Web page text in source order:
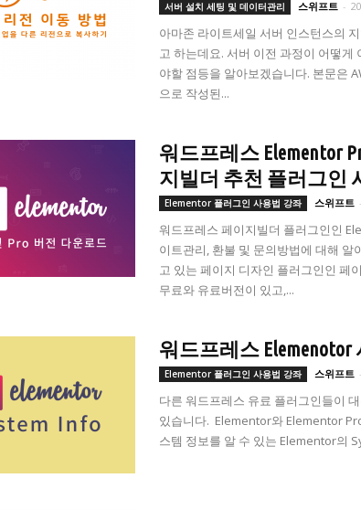
서버 설치 세팅 및 데이터관리 스위프트 -
아마존 라이트세일 서버 인스턴스의
고 하는데요. 서버 이전 과정이 어떻
야할 점등을 알아보겠습니다. 본문은
으로 작성된...
워드프레스 Elementor
지빌더 추천 플러그인
Elementor 플러그인 사용법 강좌 스위프트 -
워드프레스 페이지빌더 플러그인인
이트관리, 환불 및 문의방법에 대해
고 있는 페이지 디자인 플러그인인
무료와 유료버전이 있고,...
워드프레스
Elementor 플러그인 사용법 강좌 스위프트 -
다른 워드프레스 유료 플러그인들이
있습니다. Elementor와 Elementor
스템 정보를 알 수 있는 Elementor의